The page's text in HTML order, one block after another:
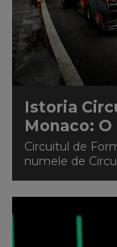
Istoria
Monaco:
Circuitul de
numele de